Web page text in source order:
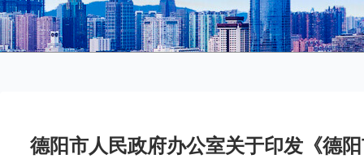
德阳市人民政府办公室关于印发《德